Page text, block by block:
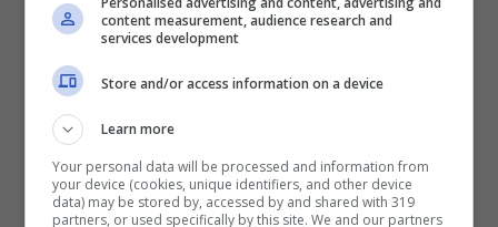
quale Veronica viene accusata di utilizzare i
presenti in studio, il popolo del web si è
schierato in sua difesa, ma una piccola parte
l’ha offesa pesantemente. Recentemente
Veronica ha ricevuto nuovamente dei
content measurement, audience research and
services development
Store and/or access information on a device
Learn more
Your personal data will be processed and information from
your device (cookies, unique identifiers, and other device
data) may be stored by, accessed by and shared with 319
partners, or used specifically by this site. We and our partners